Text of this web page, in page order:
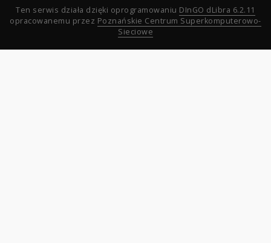
Ten serwis działa dzięki oprogramowaniu DInGO dLibra 6.2.11
opracowanemu przez Poznańskie Centrum Superkomputerowo-
Sieciowe